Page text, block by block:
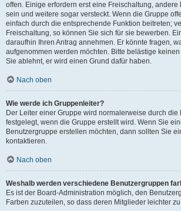
offen. Einige erfordern erst eine Freischaltung, andere
sein und weitere sogar versteckt. Wenn die Gruppe
einfach durch die entsprechende Funktion beitreten;
Freischaltung, so können Sie sich für sie bewerben.
daraufhin Ihren Antrag annehmen. Er könnte fragen,
aufgenommen werden möchten. Bitte belästige
Sie ablehnt, er wird einen Grund dafür haben.
Nach oben
Wie werde ich Gruppenleiter?
Der Leiter einer Gruppe wird normalerweise durch die
festgelegt, wenn die Gruppe erstellt wird. Wenn Sie
Benutzergruppe erstellen möchten, dann sollten Sie
kontaktieren.
Nach oben
Weshalb werden verschiedene Benutzergruppen
Es ist der Board-Administration möglich, den
Farben zuzuteilen, so dass deren Mitglieder leichter